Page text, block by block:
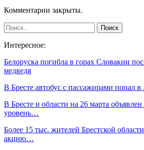
Комментарии закрыты.
Интересное:
Белоруска погибла в горах Словакии
медведя
В Бресте автобус с пассажирами попал
В Бресте и области на 26 марта
уровень…
Более 15 тыс. жителей Брестской
акцию…